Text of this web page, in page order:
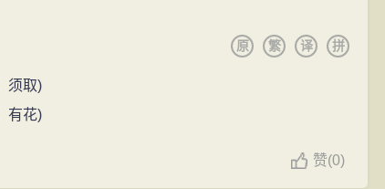
拼
译
繁
原
须取)
有花)
赞(0)